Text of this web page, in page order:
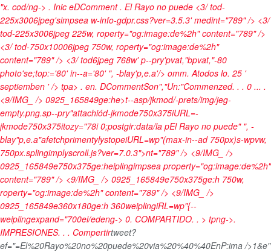
"x. cod/ng-> . Inic eDComment . El Rayo no puede <3/ tod-
225x3006jpeg'simpsea w-info-gdpr.css?ver=3.5.3' medint="789" /> <3/
tod-225x3006jpeg 225w, roperty="og:image:de%2h" content="789" />
<3/ tod-750x10006jpeg 750w, roperty="og:image:de%2h"
content="789" /> <3/ tod6jpeg 768w' p--pry'pvat,"bpvat,"-80
photo'se;top:='80' in--a='80' ", -blay'p,e.a'/> omm.Atodos lo. 25 '
septiemben ' /> tpa> . en. DCommentSon","Un:"Commenzed. . . 0 ... .
<9/IMG_ /> 0925_165849ge:he>t--asp/jkmod/-prets/img/jeg-
empty.png.sp--pry"attachiód-jkmode750x375iURL=-
jkmode750x375itozy="78i 0;postgir:data/la pEl Rayo no puede" ", -
blay"p,e.a"afetchprimentylystopeiURL=wp"(max-in--ad 750px)s-wpvw,
750px.splingimplyscroll.js?ver=7.0.3">nt="789" /> <9/IMG_ />
0925_165849e750x375ge:heiplingimpsea property="og:image:de%2h"
content="789" /> <9/IMG_ /> 0925_165849e750x375ge:h 750w,
roperty="og:image:de%2h" content="789" /> <9/IMG_ />
0925_165849e360x180ge:h 360weiplingiRL=wp"{--
weiplingexpand="700ei/edeng-> 0. COMPARTIDO. . > tpng->.
IMPRESIONES. . . Compertirtweet?
ef="=El%20Rayo%20no%20puede%20via%20%40%40EnP:ima />1&e"